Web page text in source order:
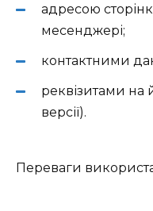
адресою
месенджері;
контактними
реквізитами на
версії).
Переваги